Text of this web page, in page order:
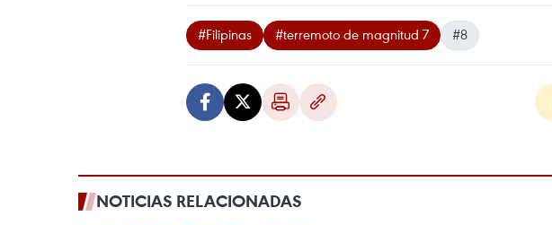
#Filipinas #terremoto de magnitud 7 #8
NOTICIAS RELACIONADAS